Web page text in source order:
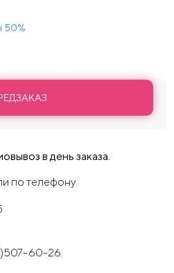
50%
в день заказа.
по телефону.
60-26